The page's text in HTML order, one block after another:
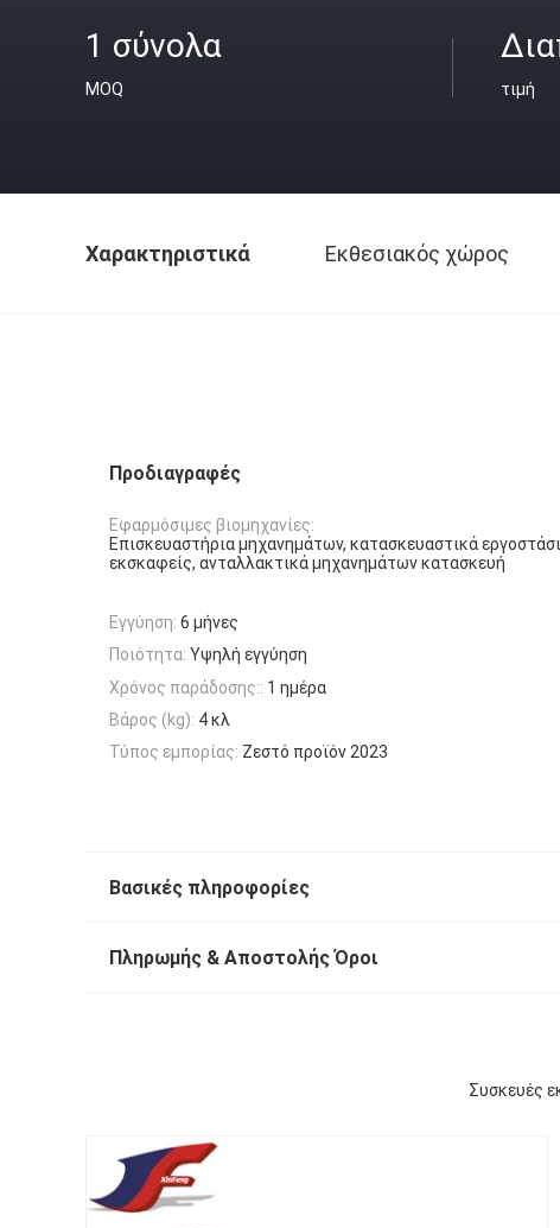
1 σύνολα
MOQ τιμή
Χαρακτηριστικά Εκθεσιακός χώρος
Προδιαγραφές
Εφαρμόσιμες βιομηχανίες:
Επισκευαστήρια μηχανημάτων, κατασκευαστικά
εκσκαφείς, ανταλλακτικά μηχανημάτων κατασκευή
Εγγύηση: 6 μήνες
Ποιότητα: Υψηλή εγγύηση
Χρόνος παράδοσης:: 1 ημέρα
Βάρος (kg): 4 κλ
Τύπος εμπορίας: Ζεστό προϊόν 2023
Βασικές πληροφορίες
Πληρωμής & Αποστολής Όροι
Συσκευές